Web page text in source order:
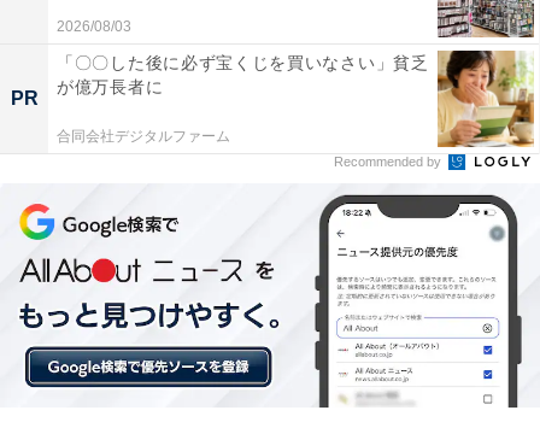
対して地方都市では、間取りについては東京とほとんど
変わりありませんが、家賃は4万5000円～10万円。約半
額となっています。また戸建に住む人の割合が東京より
も増えています。
東京都在住の回答者からは、「駅が遠いわりに家賃が高
いのでもう少し地方に引っ越したい。全てのものが値上
がりして生活が圧迫されている（国分寺市・20歳）」と
いう声が上がる一方で、地方都市からは「住宅ローンを
支払いしながら貯金をするのは大変だ（大阪市・36
歳）」という声も。東京は地方都市よりも家賃が高く、
2026/08/03
PR
「〇〇した後に必ず宝くじを買いなさい」貧乏
が億万長者に
合同会社デジタルファーム
Recommended by